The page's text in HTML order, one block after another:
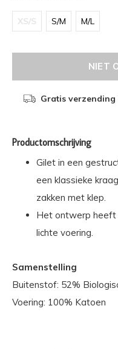
XS/S S/M M/L
NIET
Gratis verzending
Productomschrijving
Gilet in een
een klassieke
zakken met klep.
Het ontwerp heeft
lichte voering.
Samenstelling
Buitenstof: 52%
Voering: 100% Katoen